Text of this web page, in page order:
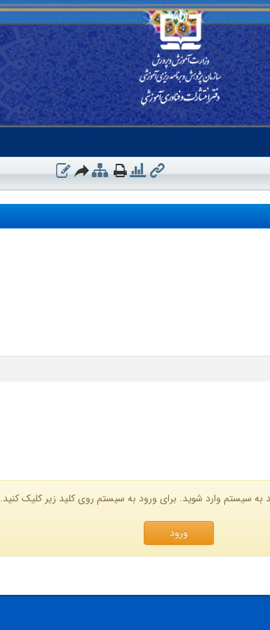
به سیستم وارد شوید. برای ورود به سیستم روی کلید زیر کلیک کنید.
ورود